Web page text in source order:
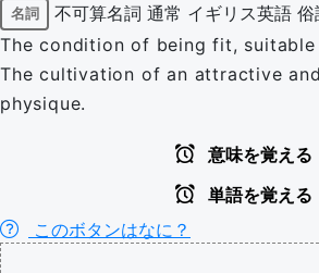
名詞 不可算名詞 通常 イギリス英語 俗
The condition of being fit,
The cultivation of an attractive
physique.
意味を覚える
単語を覚える
このボタンはなに？